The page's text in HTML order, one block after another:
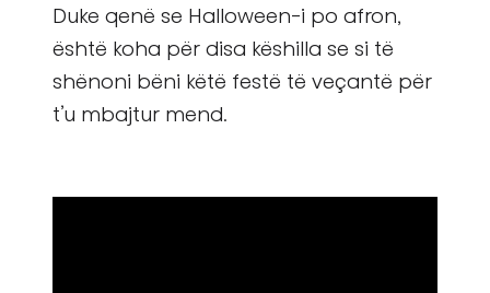
Duke qenë se Halloween-i po afron,
është koha për disa këshilla se si të
shënoni bëni këtë festë të veçantë për
t’u mbajtur mend.